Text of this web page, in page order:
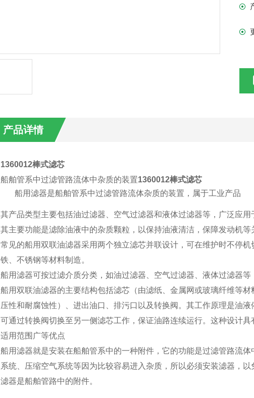
产品详情
1360012棒式滤芯
船舶管系中过滤管路流体中杂质的装置1360012棒式滤芯
船用滤器是船舶管系中过滤管路流体杂质的装置，属于工业产品
其产品类型主要包括油过滤器、空气过滤器和液体过滤器等，广泛应
其主要功能是滤除油液中的杂质颗粒，以保持油液清洁，保障发动机等
常见的船用双联油滤器采用两个独立滤芯并联设计，可在维护时不停
铁、不锈钢等材料制造。
船用滤器可按过滤介质分类，如油过滤器、空气过滤器、液体过滤器等
船用双联油滤器的主要结构包括滤芯（由滤纸、金属网或玻璃纤维等
压性和耐腐蚀性）、进出油口、排污口以及转换阀 。其工作原理是油液
可通过转换阀切换至另一侧滤芯工作，保证油路连续运行。这种设计
适用范围广等优点
船用滤器就是安装在船舶管系中的一种附件，它的功能是过滤管路流
系统、压缩空气系统等因为比较容易进入杂质，所以必须安装滤器，
滤器是船舶管路中的附件。